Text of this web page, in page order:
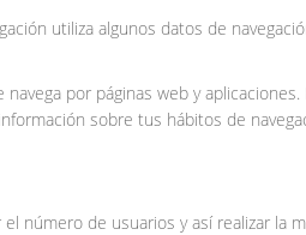
utiliza algunos datos de
por páginas web y
sobre tus hábitos de
número de usuarios y así realizar la